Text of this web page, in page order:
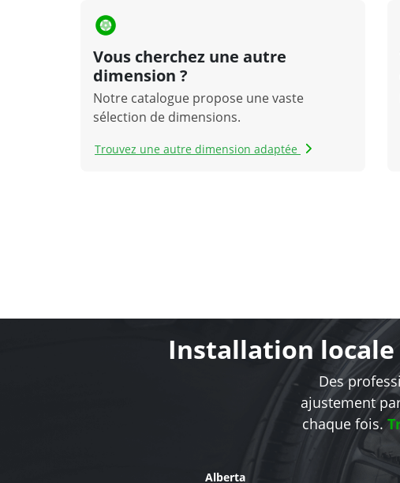
Vous cherchez une autre
dimension ?
Notre catalogue propose une vaste
sélection de dimensions.
Trouvez une autre dimension adaptée
Installation locale
Des
ajustement
chaque fois.
Alberta